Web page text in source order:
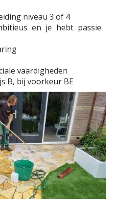
niveau 3 of 4
en je hebt passie
vaardigheden
B, bij voorkeur BE